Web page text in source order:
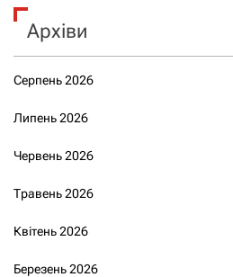
Архіви
Серпень 2026
Липень 2026
Червень 2026
Травень 2026
Квітень 2026
Березень 2026